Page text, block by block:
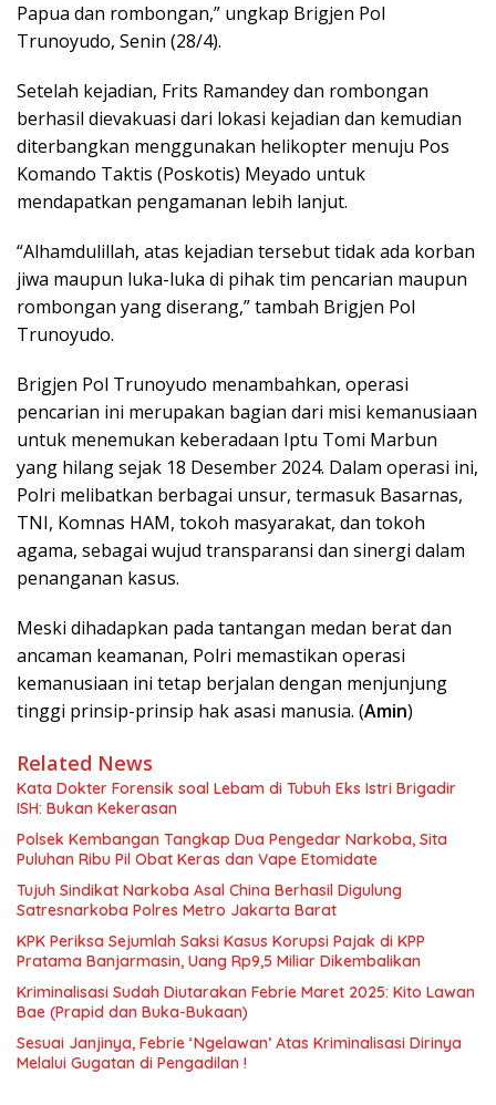
Papua dan rombongan,” ungkap Brigjen Pol
Trunoyudo, Senin (28/4).
Setelah kejadian, Frits Ramandey dan rombongan
berhasil dievakuasi dari lokasi kejadian dan kemudian
diterbangkan menggunakan helikopter menuju Pos
Komando Taktis (Poskotis) Meyado untuk
mendapatkan pengamanan lebih lanjut.
“Alhamdulillah, atas kejadian tersebut tidak ada korban
jiwa maupun luka-luka di pihak tim pencarian maupun
rombongan yang diserang,” tambah Brigjen Pol
Trunoyudo.
Brigjen Pol Trunoyudo menambahkan, operasi
pencarian ini merupakan bagian dari misi kemanusiaan
untuk menemukan keberadaan Iptu Tomi Marbun
yang hilang sejak 18 Desember 2024. Dalam operasi ini,
Polri melibatkan berbagai unsur, termasuk Basarnas,
TNI, Komnas HAM, tokoh masyarakat, dan tokoh
agama, sebagai wujud transparansi dan sinergi dalam
penanganan kasus.
Meski dihadapkan pada tantangan medan berat dan
ancaman keamanan, Polri memastikan operasi
kemanusiaan ini tetap berjalan dengan menjunjung
tinggi prinsip-prinsip hak asasi manusia. (Amin)
Related News
Kata Dokter Forensik soal Lebam di Tubuh Eks Istri Brigadir
ISH: Bukan Kekerasan
Polsek Kembangan Tangkap Dua Pengedar Narkoba, Sita
Puluhan Ribu Pil Obat Keras dan Vape Etomidate
Tujuh Sindikat Narkoba Asal China Berhasil Digulung
Satresnarkoba Polres Metro Jakarta Barat
KPK Periksa Sejumlah Saksi Kasus Korupsi Pajak di KPP
Pratama Banjarmasin, Uang Rp9,5 Miliar Dikembalikan
Kriminalisasi Sudah Diutarakan Febrie Maret 2025: Kito Lawan
Bae (Prapid dan Buka-Bukaan)
Sesuai Janjinya, Febrie ‘Ngelawan’ Atas Kriminalisasi Dirinya
Melalui Gugatan di Pengadilan !